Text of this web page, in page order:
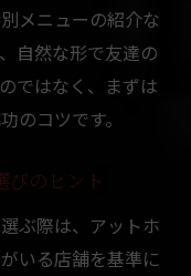
メニューの紹介な
自然な形で友達の
ではなく、まずは
のコツです。
びのヒント
ぶ際は、アットホ
いる店舗を基準に